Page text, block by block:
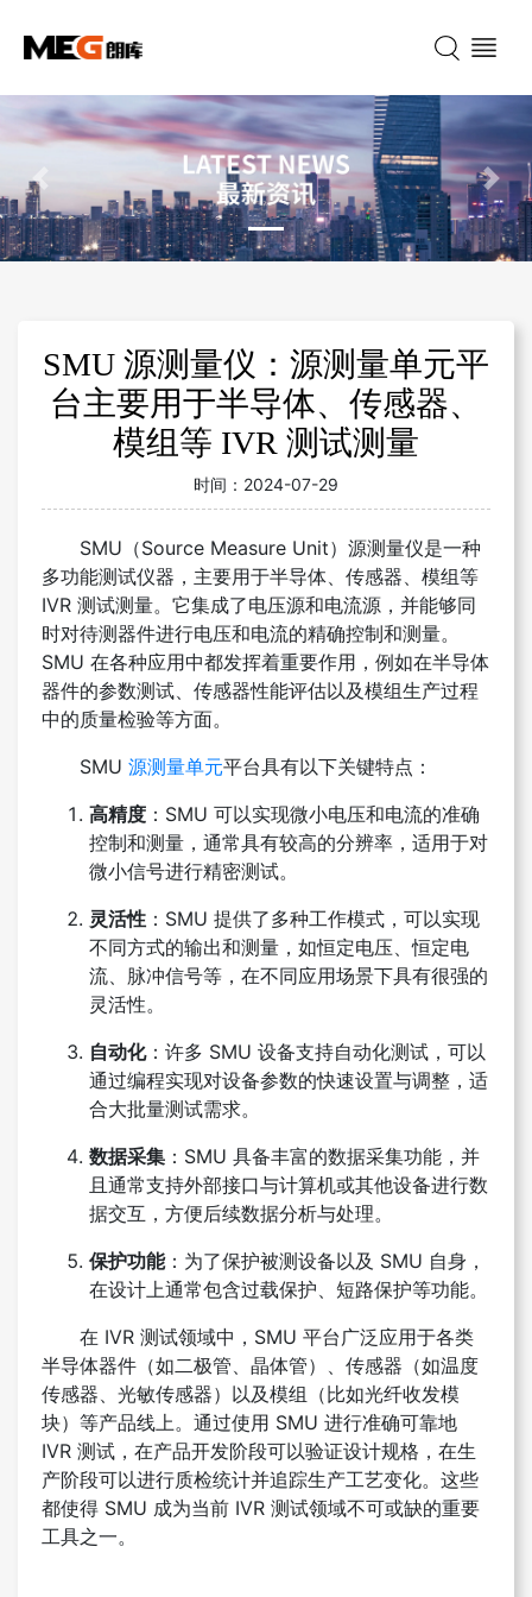
Previous Next
SMU 源测量仪：源测量单元平
台主要用于半导体、传感器、
模组等 IVR 测试测量
时间： 2024-07-29
SMU（Source Measure Unit）源测量仪是一种
多功能测试仪器，主要用于半导体、传感器、模组等
IVR 测试测量。它集成了电压源和电流源，并能够同
时对待测器件进行电压和电流的精确控制和测量。
SMU 在各种应用中都发挥着重要作用，例如在半导体
器件的参数测试、传感器性能评估以及模组生产过程
中的质量检验等方面。
SMU 源测量单元平台具有以下关键特点：
高精度 ：SMU 可以实现微小电压和电流的准确
控制和测量，通常具有较高的分辨率，适用于对
微小信号进行精密测试。
灵活性 ：SMU 提供了多种工作模式，可以实现
不同方式的输出和测量，如恒定电压、恒定电
流、脉冲信号等，在不同应用场景下具有很强的
灵活性。
自动化：许多 SMU 设备支持自动化测试，可以
通过编程实现对设备参数的快速设置与调整，适
合大批量测试需求。
数据采集 ：SMU 具备丰富的数据采集功能，并
且通常支持外部接口与计算机或其他设备进行数
据交互，方便后续数据分析与处理。
保护功能：为了保护被测设备以及 SMU 自身，
在设计上通常包含过载保护、短路保护等功能。
在 IVR 测试领域中，SMU 平台广泛应用于各类
半导体器件（如二极管、晶体管）、传感器（如温度
传感器、光敏传感器）以及模组（比如光纤收发模
块）等产品线上。通过使用 SMU 进行准确可靠地
IVR 测试，在产品开发阶段可以验证设计规格，在生
产阶段可以进行质检统计并追踪生产工艺变化。这些
都使得 SMU 成为当前 IVR 测试领域不可或缺的重要
工具之一。